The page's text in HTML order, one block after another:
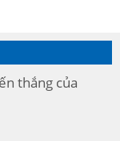
thắng của